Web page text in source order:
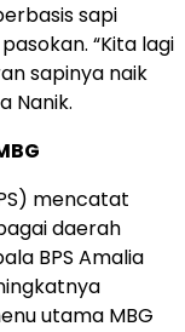
sapi
“Kita lagi
sapinya naik
Nanik.
mencatat
daerah
BPS Amalia
utama MBG